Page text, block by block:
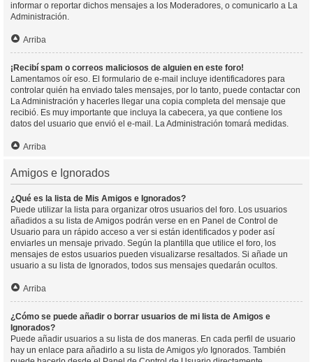
informar o reportar dichos mensajes a los Moderadores, o comunicarlo a La
Administración.
Arriba
¡Recibí spam o correos maliciosos de alguien en este foro!
Lamentamos oír eso. El formulario de e-mail incluye identificadores para
controlar quién ha enviado tales mensajes, por lo tanto, puede contactar con
La Administración y hacerles llegar una copia completa del mensaje que
recibió. Es muy importante que incluya la cabecera, ya que contiene los
datos del usuario que envió el e-mail. La Administración tomará medidas.
Arriba
Amigos e Ignorados
¿Qué es la lista de Mis Amigos e Ignorados?
Puede utilizar la lista para organizar otros usuarios del foro. Los usuarios
añadidos a su lista de Amigos podrán verse en en Panel de Control de
Usuario para un rápido acceso a ver si están identificados y poder así
enviarles un mensaje privado. Según la plantilla que utilice el foro, los
mensajes de estos usuarios pueden visualizarse resaltados. Si añade un
usuario a su lista de Ignorados, todos sus mensajes quedarán ocultos.
Arriba
¿Cómo se puede añadir o borrar usuarios de mi lista de Amigos e
Ignorados?
Puede añadir usuarios a su lista de dos maneras. En cada perfil de usuario
hay un enlace para añadirlo a su lista de Amigos y/o Ignorados. También